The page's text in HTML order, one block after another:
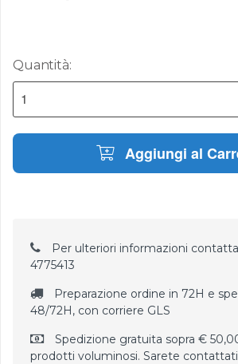
Quantità:
Aggiungi al
Per ulteriori informazioni
4775413
Preparazione ordine in 72H e
48/72H, con corriere GLS
Spedizione gratuita sopra €
prodotti voluminosi. Sarete